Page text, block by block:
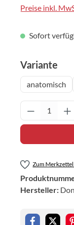
Preise inkl.
Sofort
Variante
anatomisch
Produkt
Zum
Hersteller: